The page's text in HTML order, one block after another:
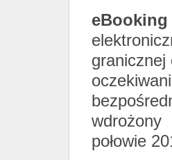
granicznej
połowie